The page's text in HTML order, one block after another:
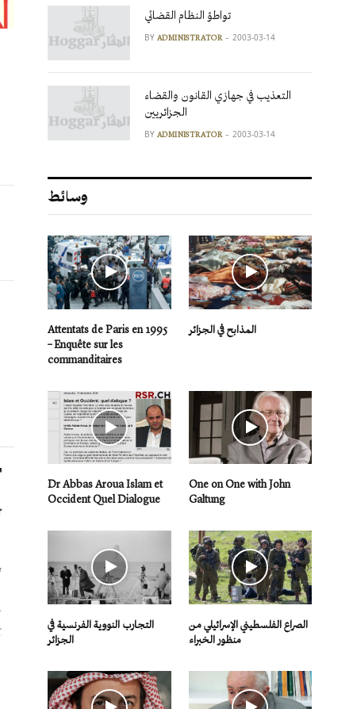
تواطؤ النظام القضائي
BY ADMINISTRATOR 2003-03-14
التعذيب في جهازي القانون والقضاء
الجزائريين
BY ADMINISTRATOR 2003-03-14
وسائط
Attentats de Paris en 1995
– Enquête sur les
commanditaires
المذابح في الجزائر
Dr Abbas Aroua Islam et
Occident Quel Dialogue
One on One with John
Galtung
التجارب النووية الفرنسية في
الجزائر
الصراع الفلسطيني الإسرائيلي من
منظور الخبراء